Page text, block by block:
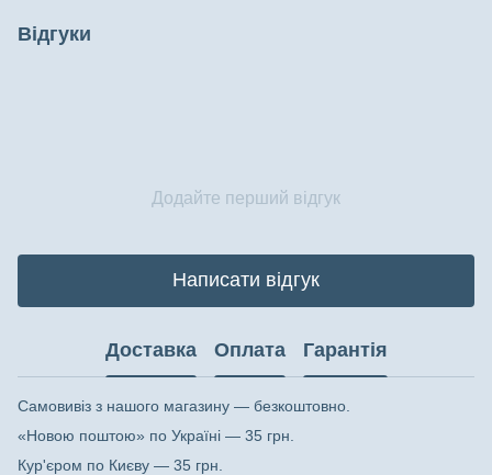
Відгуки
Додайте перший відгук
Написати відгук
Доставка Оплата Гарантія
Самовивіз з нашого магазину — безкоштовно.
«Новою поштою» по Україні — 35 грн.
Кур'єром по Києву — 35 грн.